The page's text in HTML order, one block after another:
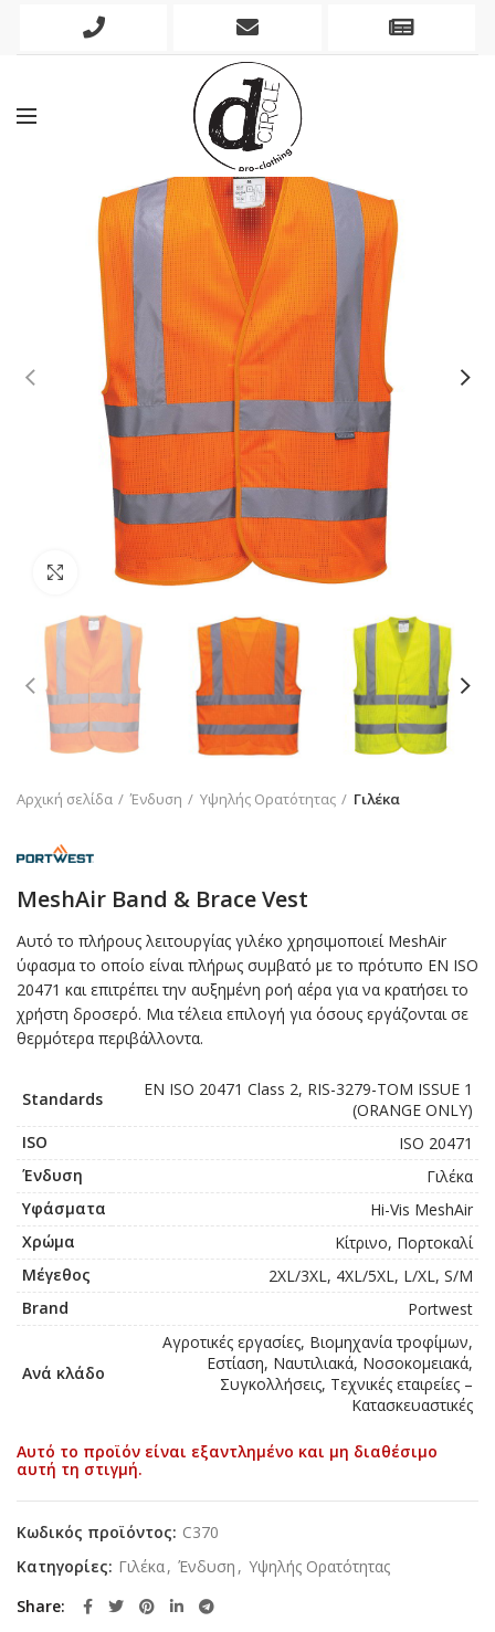
Phone
Mobile
Click to enlarge
Αρχική σελίδα Ένδυση Υψηλής Ορατότητας Γιλέκα
MeshAir Band & Brace Vest
Αυτό το πλήρους λειτουργίας γιλέκο χρησιμοποιεί MeshAir
ύφασμα το οποίο είναι πλήρως συμβατό με το πρότυπο EN ISO
20471 και επιτρέπει την αυξημένη ροή αέρα για να κρατήσει το
χρήστη δροσερό. Μια τέλεια επιλογή για όσους εργάζονται σε
θερμότερα περιβάλλοντα.
Standards
EN ISO 20471 Class 2, RIS-3279-TOM ISSUE 1
(ORANGE ONLY)
ISO
ISO 20471
Ένδυση
Γιλέκα
Υφάσματα
Hi-Vis MeshAir
Χρώμα
Κίτρινο, Πορτοκαλί
Μέγεθος
2XL/3XL, 4XL/5XL, L/XL, S/M
Brand
Portwest
Ανά κλάδο
Αγροτικές εργασίες, Βιομηχανία τροφίμων,
Εστίαση, Ναυτιλιακά, Νοσοκομειακά,
Συγκολλήσεις, Τεχνικές εταιρείες –
Κατασκευαστικές
Αυτό το προϊόν είναι εξαντλημένο και μη διαθέσιμο
αυτή τη στιγμή.
Κωδικός προϊόντος: C370
Κατηγορίες: Γιλέκα, Ένδυση , Υψηλής Ορατότητας
Share